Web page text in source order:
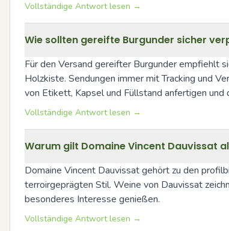
Vollständige Antwort lesen →
Wie sollten gereifte Burgunder sicher
Für den Versand gereifter Burgunder empfiehlt
Holzkiste. Sendungen immer mit Tracking und
von Etikett, Kapsel und Füllstand anfertigen und
Vollständige Antwort lesen →
Warum gilt Domaine Vincent Dauvissat
Domaine Vincent Dauvissat gehört zu den
terroirgeprägten Stil. Weine von Dauvissat
besonderes Interesse genießen.
Vollständige Antwort lesen →